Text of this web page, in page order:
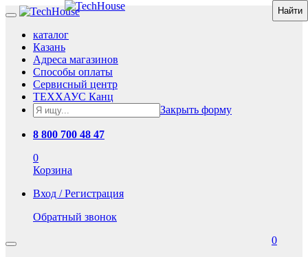
каталог
Казань
Адреса магазинов
Способы оплаты
Сервисный центр
ТЕХХАУС Канц
Закрыть форму
8 800 700 48 47
0
Корзина
Вход / Регистрация
Обратный звонок
0